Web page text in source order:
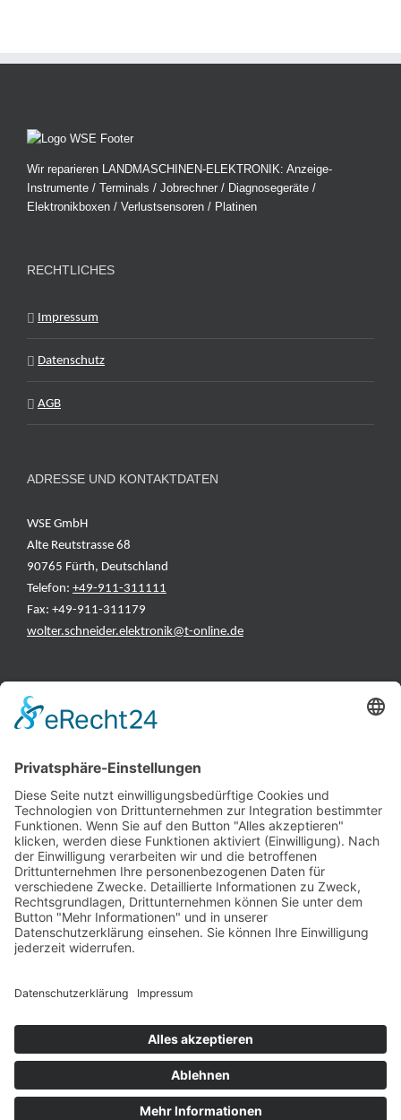
Wir reparieren LANDMASCHINEN-ELEKTRONIK: Anzeige-
Instrumente / Terminals / Jobrechner / Diagnosegeräte /
Elektronikboxen / Verlustsensoren / Platinen
RECHTLICHES
Impressum
Datenschutz
AGB
ADRESSE UND KONTAKTDATEN
WSE GmbH
Alte Reutstrasse 68
90765 Fürth, Deutschland
Telefon: +49-911-311111
Fax: +49-911-311179
wolter.schneider.elektronik@t-online.de
INFORMATIONEN
Hersteller
Fehlerliste
Impressum
Datenschutzerklärung
2026 | Powered byInternetagentur Nürnberg